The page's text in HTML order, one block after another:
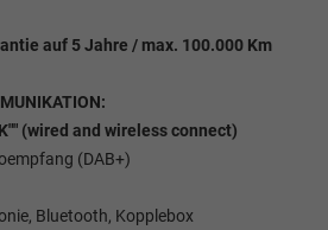
auf 5 Jahre / max. 100.000 Km
(wired and wireless connect)
(DAB+)
Bluetooth, Kopplebox